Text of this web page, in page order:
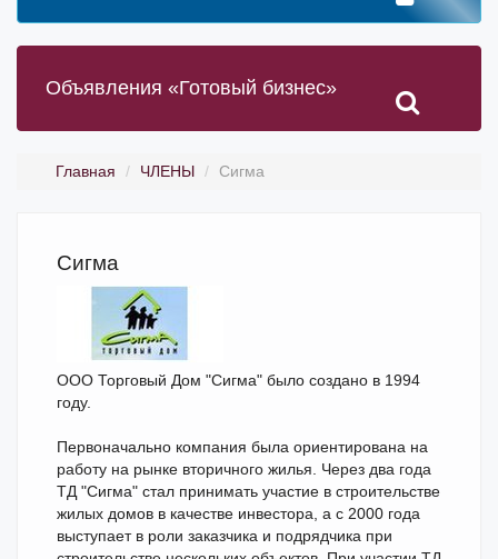
Объявления «Готовый бизнес»
Главная ЧЛЕНЫ Сигма
Сигма
ООО Торговый Дом "Сигма" было создано в 1994
году.
Первоначально компания была ориентирована на
работу на рынке вторичного жилья. Через два года
ТД "Сигма" стал принимать участие в строительстве
жилых домов в качестве инвестора, а с 2000 года
выступает в роли заказчика и подрядчика при